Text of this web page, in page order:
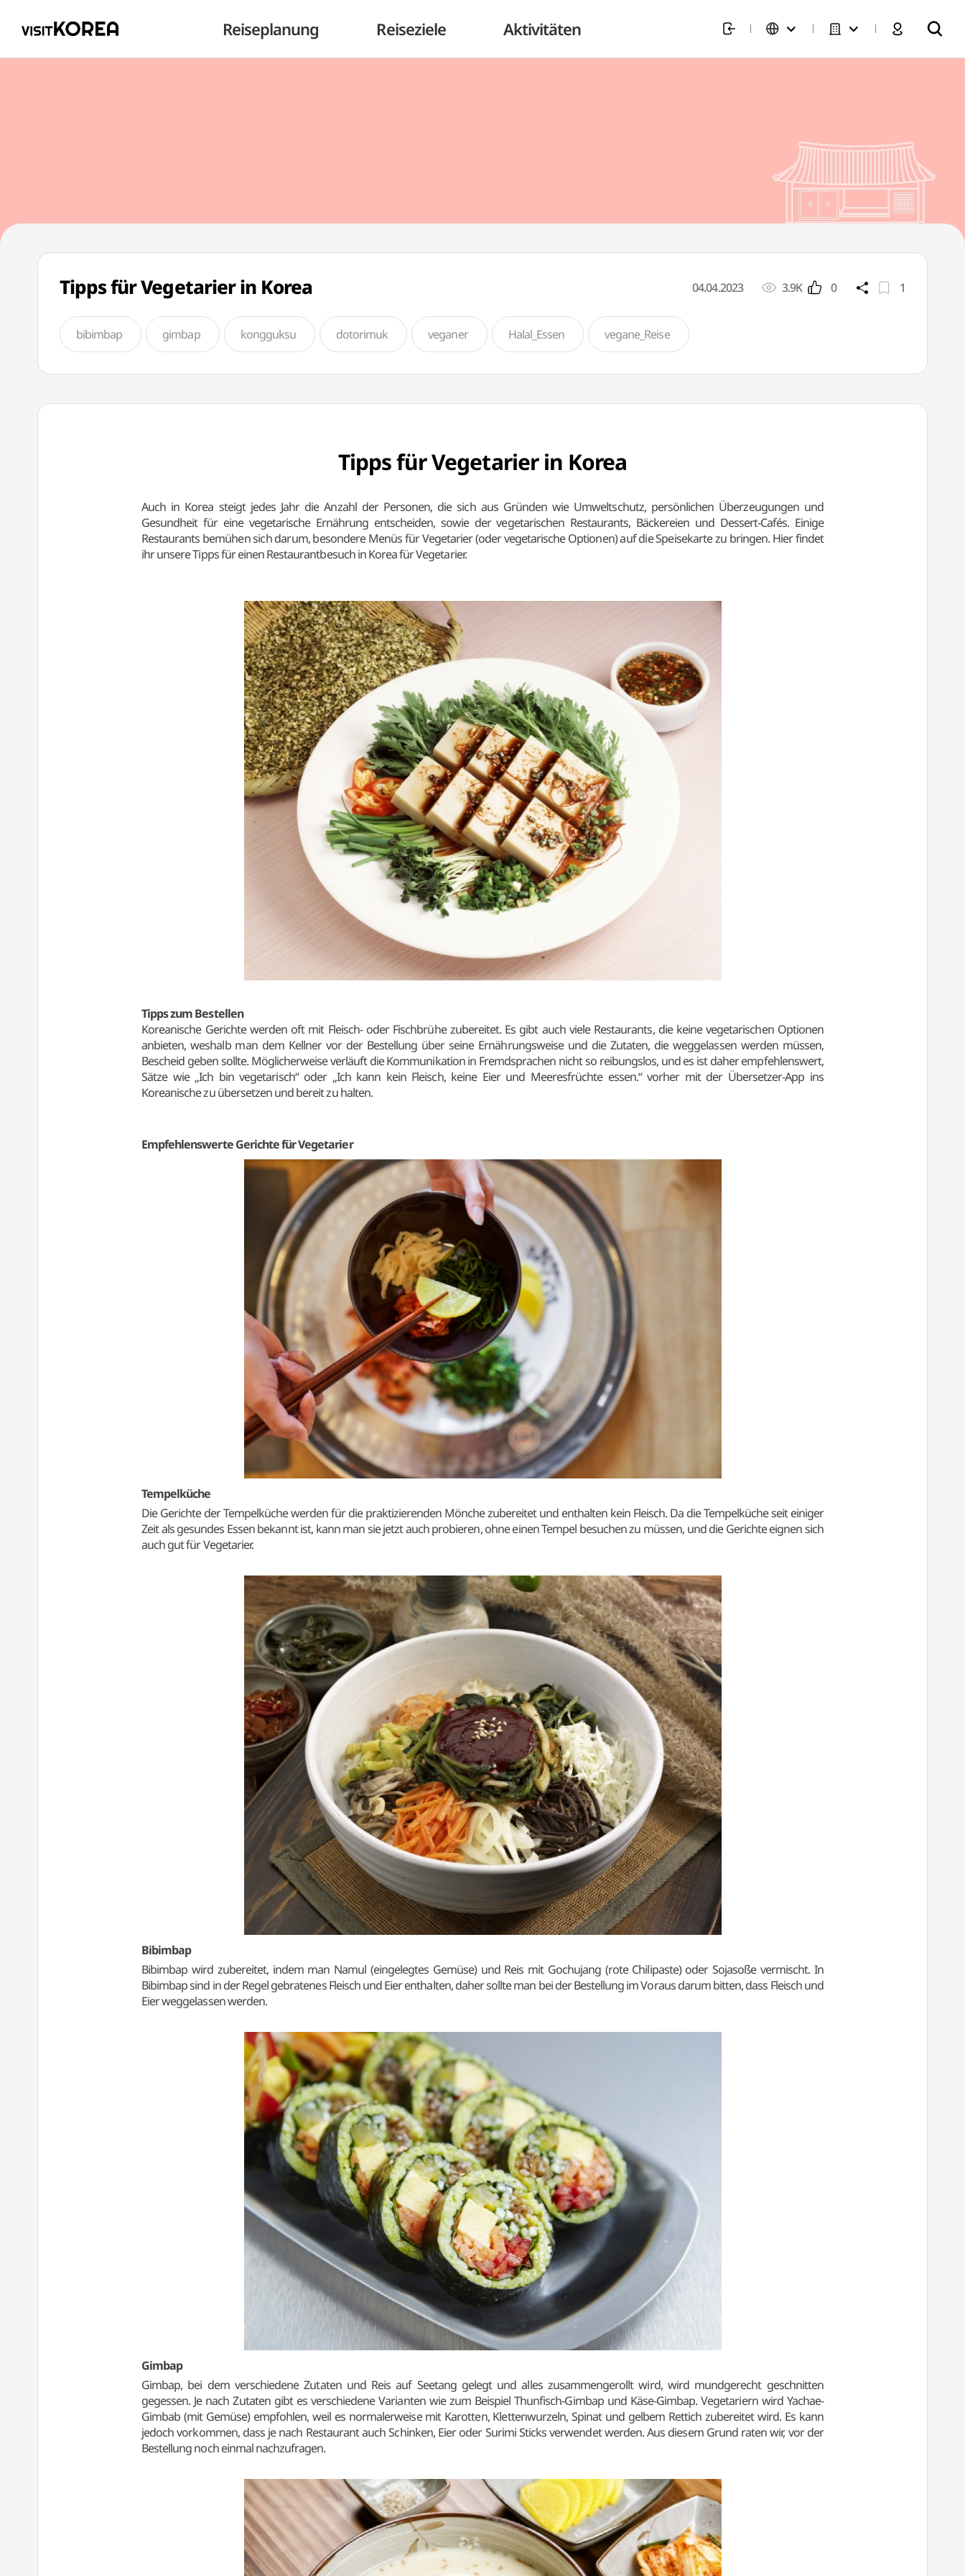
Reiseplanung Reiseziele Aktivitäten
Tipps für Vegetarier in Korea 04.04.2023 3.9K 0 1
bibimbap gimbap kongguksu dotorimuk veganer Halal_Essen vegane_Reise
Tipps für Vegetarier in Korea
Auch in Korea steigt jedes Jahr die Anzahl der Personen, die sich aus Gründen wie Umweltschutz, persönlichen Überzeugungen und
Gesundheit für eine vegetarische Ernährung entscheiden, sowie der vegetarischen Restaurants, Bäckereien und Dessert-Cafés. Einige
Restaurants bemühen sich darum, besondere Menüs für Vegetarier (oder vegetarische Optionen) auf die Speisekarte zu bringen. Hier findet
ihr unsere Tipps für einen Restaurantbesuch in Korea für Vegetarier.
Tipps zum Bestellen
Koreanische Gerichte werden oft mit Fleisch- oder Fischbrühe zubereitet. Es gibt auch viele Restaurants, die keine vegetarischen Optionen
anbieten, weshalb man dem Kellner vor der Bestellung über seine Ernährungsweise und die Zutaten, die weggelassen werden müssen,
Bescheid geben sollte. Möglicherweise verläuft die Kommunikation in Fremdsprachen nicht so reibungslos, und es ist daher empfehlenswert,
Sätze wie „Ich bin vegetarisch“ oder „Ich kann kein Fleisch, keine Eier und Meeresfrüchte essen.“ vorher mit der Übersetzer-App ins
Koreanische zu übersetzen und bereit zu halten.
Empfehlenswerte Gerichte für Vegetarier
Tempelküche
Die Gerichte der Tempelküche werden für die praktizierenden Mönche zubereitet und enthalten kein Fleisch. Da die Tempelküche seit einiger
Zeit als gesundes Essen bekannt ist, kann man sie jetzt auch probieren, ohne einen Tempel besuchen zu müssen, und die Gerichte eignen sich
auch gut für Vegetarier.
Bibimbap
Bibimbap wird zubereitet, indem man Namul (eingelegtes Gemüse) und Reis mit Gochujang (rote Chilipaste) oder Sojasoße vermischt. In
Bibimbap sind in der Regel gebratenes Fleisch und Eier enthalten, daher sollte man bei der Bestellung im Voraus darum bitten, dass Fleisch und
Eier weggelassen werden.
Gimbap
Gimbap, bei dem verschiedene Zutaten und Reis auf Seetang gelegt und alles zusammengerollt wird, wird mundgerecht geschnitten
gegessen. Je nach Zutaten gibt es verschiedene Varianten wie zum Beispiel Thunfisch-Gimbap und Käse-Gimbap. Vegetariern wird Yachae-
Gimbab (mit Gemüse) empfohlen, weil es normalerweise mit Karotten, Klettenwurzeln, Spinat und gelbem Rettich zubereitet wird. Es kann
jedoch vorkommen, dass je nach Restaurant auch Schinken, Eier oder Surimi Sticks verwendet werden. Aus diesem Grund raten wir, vor der
Bestellung noch einmal nachzufragen.